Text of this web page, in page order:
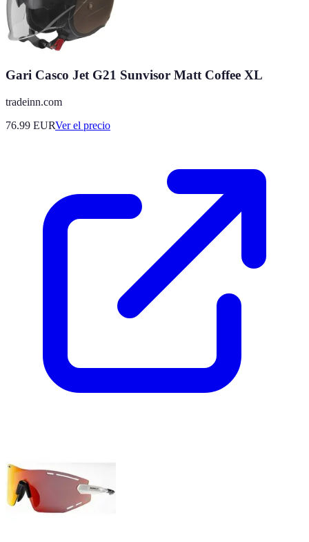
Gari Casco Jet G21 Sunvisor Matt Coffee XL
tradeinn.com
76.99 EURVer el precio